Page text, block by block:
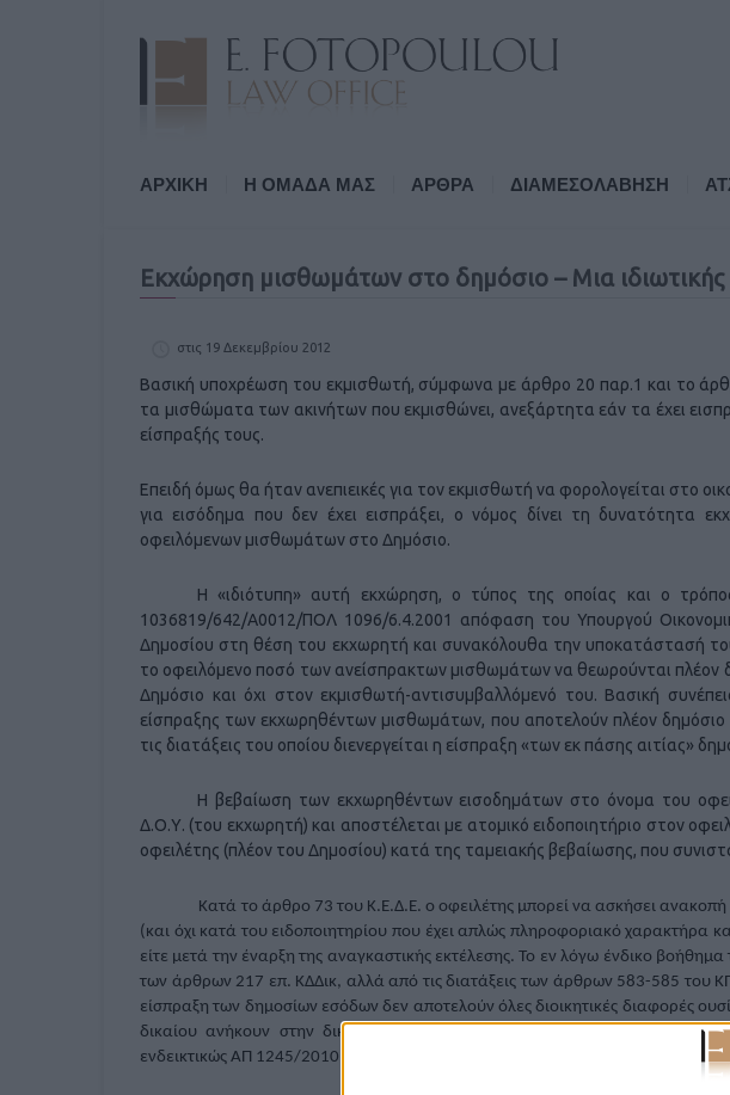
ΑΡΧΙΚΗ Η ΟΜΑΔΑ ΜΑΣ ΑΡΘΡΑ ΔΙΑΜΕΣΟΛΑΒΗΣΗ
Εκχώρηση μισθωμάτων στο δημόσιο – Μια
στις 19 Δεκεμβρίου 2012
Βασική υποχρέωση του εκμισθωτή, σύμφωνα με άρθρο 20 παρ.1 και το
τα μισθώματα των ακινήτων που εκμισθώνει, ανεξάρτητα εάν τα έχει
είσπραξής τους.
Επειδή όμως θα ήταν ανεπιεικές για τον εκμισθωτή να φορολογείται στο
για εισόδημα που δεν έχει εισπράξει, ο νόμος δίνει τη δυνατότητα
οφειλόμενων μισθωμάτων στο Δημόσιο.
Η «ιδιότυπη» αυτή εκχώρηση, ο τύπος της οποίας και ο
1036819/642/Α0012/ΠΟΛ 1096/6.4.2001 απόφαση του Υπουργού
Δημοσίου στη θέση του εκχωρητή και συνακόλουθα την υποκατάστασή
το οφειλόμενο ποσό των ανείσπρακτων μισθωμάτων να θεωρούνται πλέον
Δημόσιο και όχι στον εκμισθωτή-αντισυμβαλλόμενό του. Βασική
είσπραξης των εκχωρηθέντων μισθωμάτων, που αποτελούν πλέον
τις διατάξεις του οποίου διενεργείται η είσπραξη «των εκ πάσης αιτίας»
Η βεβαίωση των εκχωρηθέντων εισοδημάτων στο όνομα του
Δ.Ο.Υ. (του εκχωρητή) και αποστέλεται με ατομικό ειδοποιητήριο στον
οφειλέτης (πλέον του Δημοσίου) κατά της ταμειακής βεβαίωσης, που
Κατά το άρθρο 73 του Κ.Ε.Δ.Ε. ο οφειλέτης μπορεί να ασκήσει ανακοπή
(και όχι κατά του ειδοποιητηρίου που έχει απλώς πληροφοριακό χαρακτήρα
είτε μετά την έναρξη της αναγκαστικής εκτέλεσης. Το εν λόγω ένδικο
των άρθρων 217 επ. ΚΔΔικ, αλλά από τις διατάξεις των άρθρων 583-585 του
είσπραξη των δημοσίων εσόδων δεν αποτελούν όλες διοικητικές διαφορές
δικαίου ανήκουν στην δικαιοδοσία των πολιτικών δικαστηρίων, διότι η
ενδεικτικώς ΑΠ 1245/2010, 6691/2011 ΜΠρΘεσσαλ).